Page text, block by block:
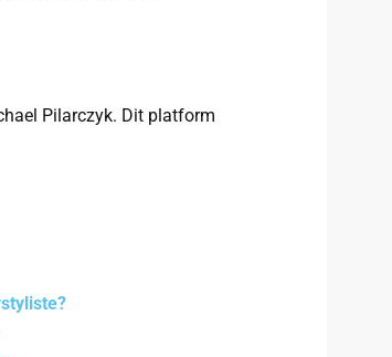
Pilarczyk. Dit platform